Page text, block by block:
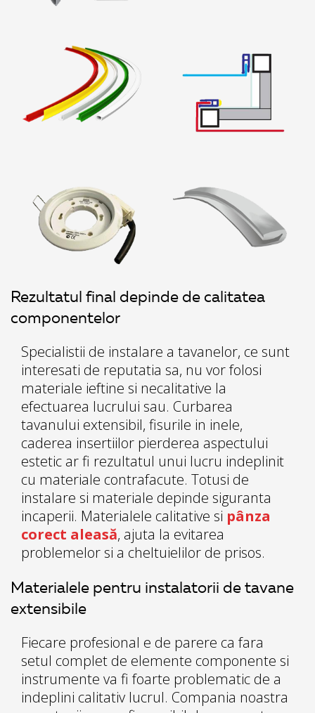
Rezultatul final depinde de calitatea
componentelor
Specialistii de instalare a tavanelor, ce sunt
interesati de reputatia sa, nu vor folosi
materiale ieftine si necalitative la
efectuarea lucrului sau. Curbarea
tavanului extensibil, fisurile in inele,
caderea insertiilor pierderea aspectului
estetic ar fi rezultatul unui lucru indeplinit
cu materiale contrafacute. Totusi de
instalare si materiale depinde siguranta
incaperii. Materialele calitative si pânza
corect aleasă, ajuta la evitarea
problemelor si a cheltuielilor de prisos.
Materialele pentru instalatorii de tavane
extensibile
Fiecare profesional e de parere ca fara
setul complet de elemente componente si
instrumente va fi foarte problematic de a
indeplini calitativ lucrul. Compania noastra